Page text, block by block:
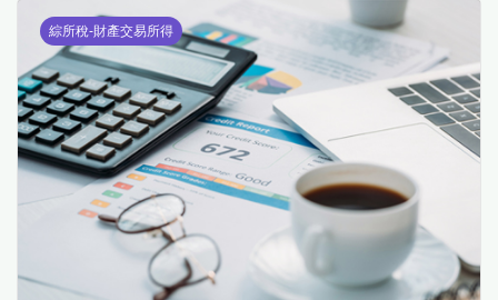
綜所稅-財產交易所得